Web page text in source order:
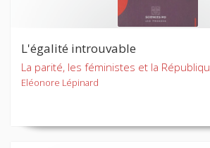
L'égalité introuvable
La parité, les féministes et la
Eléonore Lépinard